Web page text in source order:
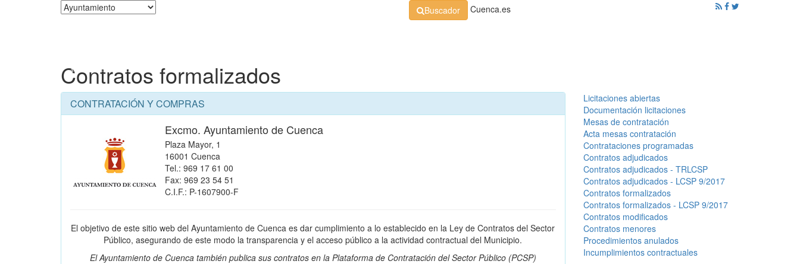
Buscador Cuenca.es
Contratos formalizados
CONTRATACIÓN Y COMPRAS
Excmo. Ayuntamiento de Cuenca
Plaza Mayor, 1
16001 Cuenca
Tel.: 969 17 61 00
Fax: 969 23 54 51
C.I.F.: P-1607900-F
El objetivo de este sitio web del Ayuntamiento de Cuenca es dar cumplimiento a lo establecido en la Ley de Contratos del Sector
Público, asegurando de este modo la transparencia y el acceso público a la actividad contractual del Municipio.
El Ayuntamiento de Cuenca también publica sus contratos en la Plataforma de Contratación del Sector Público(PCSP)
Licitaciones abiertas
Documentación licitaciones
Mesas de contratación
Acta mesas contratación
Contrataciones programadas
Contratos adjudicados
Contratos adjudicados - TRLCSP
Contratos adjudicados - LCSP 9/2017
Contratos formalizados
Contratos formalizados - LCSP 9/2017
Contratos modificados
Contratos menores
Procedimientos anulados
Incumplimientos contractuales